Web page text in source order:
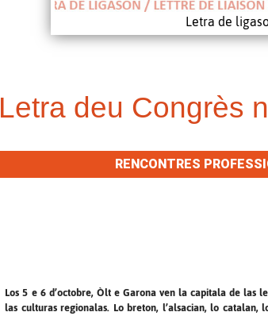
Letra de
Letra deu Congrès
RENCONTRES
Los 5 e 6 d’octobre, Òlt e Garona ven la capitala de las
las culturas regionalas. Lo breton, l’alsacian, lo catalan,